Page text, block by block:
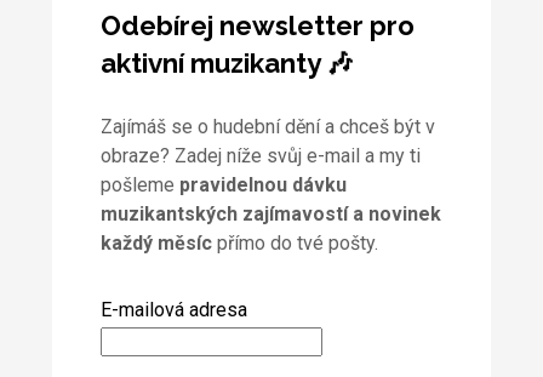
Odebírej newsletter pro
aktivní muzikanty 🎶
Zajímáš se o hudební dění a chceš být v
obraze? Zadej níže svůj e-mail a my ti
pošleme pravidelnou dávku
muzikantských zajímavostí a novinek
každý měsícpřímo do tvé pošty.
E-mailová adresa